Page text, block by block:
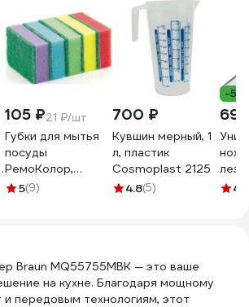
105 ₽21 ₽/шт
Губки для мытья
посуды
РемоКолор,
100x60x30 мм, 5
5(9)
700 ₽
Кувшин мерный, 1
л, пластик
Cosmoplast 2125
4.8(5)
-5%
нож
4.9
Braun MQ55755MBK — это ваше
на кухне. Благодаря мощному
передовым технологиям, этот